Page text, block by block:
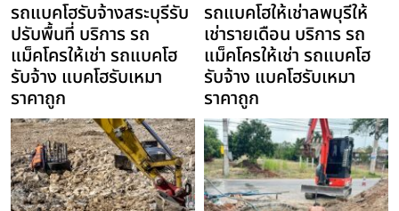
รถแบคโฮรับจ้างสระบุรีรับ
ปรับพื้นที่ บริการ รถ
แม็คโครให้เช่า รถแบคโฮ
รับจ้าง แบคโฮรับเหมา
ราคาถูก
รถแบคโฮให้เช่าลพบุรีให้
เช่ารายเดือน บริการ รถ
แม็คโครให้เช่า รถแบคโฮ
รับจ้าง แบคโฮรับเหมา
ราคาถูก